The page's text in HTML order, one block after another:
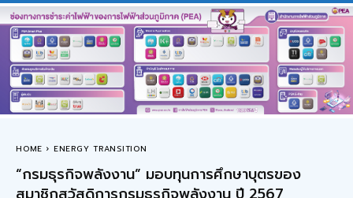
HOME ENERGY TRANSITION
“กรมธุรกิจพลังงาน” มอบทุนการศึกษาบุตรของ